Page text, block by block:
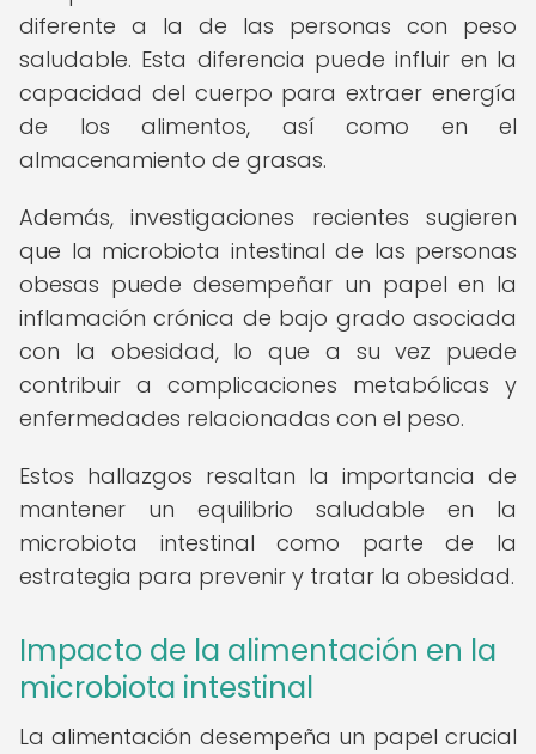
diferente a la de las personas con peso
saludable. Esta diferencia puede influir en la
capacidad del cuerpo para extraer energía
de los alimentos, así como en el
almacenamiento de grasas.
Además, investigaciones recientes sugieren
que la microbiota intestinal de las personas
obesas puede desempeñar un papel en la
inflamación crónica de bajo grado asociada
con la obesidad, lo que a su vez puede
contribuir a complicaciones metabólicas y
enfermedades relacionadas con el peso.
Estos hallazgos resaltan la importancia de
mantener un equilibrio saludable en la
microbiota intestinal como parte de la
estrategia para prevenir y tratar la obesidad.
Impacto de la alimentación en la
microbiota intestinal
La alimentación desempeña un papel crucial